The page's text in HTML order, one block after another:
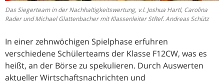
Das Siegerteam in der Nachhaltigkeitswertung, v.l. Joshua Hartl, Carolina
Rader und Michael Glattenbacher mit Klassenleiter StRef. Andreas Schütz
In einer zehnwöchigen Spielphase erfuhren
verschiedene Schülerteams der Klasse F12CW, was es
heißt, an der Börse zu spekulieren. Durch Auswerten
aktueller Wirtschaftsnachrichten und